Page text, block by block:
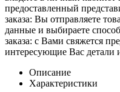
предоставленный
заказа: Вы отправляете
данные и выбираете
заказа: с Вами свяжется
интересующие Вас детали
Описание
Характеристики